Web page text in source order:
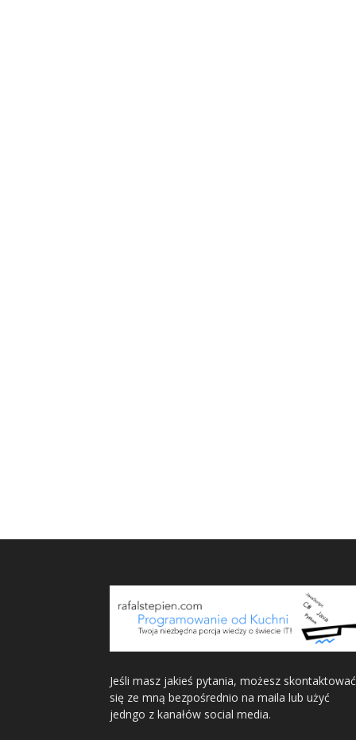
Jeśli masz jakieś pytania, możesz skontaktować
się ze mną bezpośrednio na maila lub użyć
jedngo z kanałów social media.